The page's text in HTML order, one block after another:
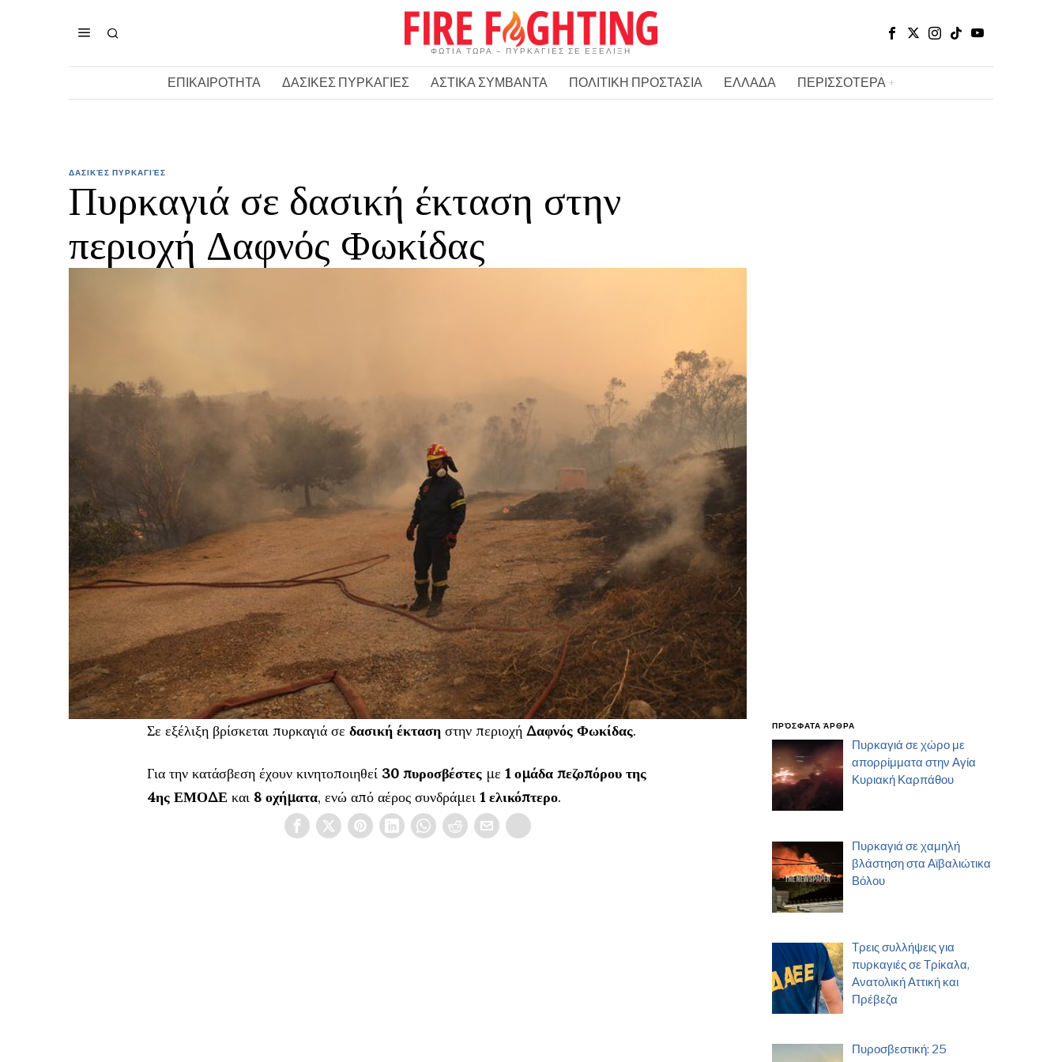
ΦΩΤΙΑ ΤΩΡΑ – ΠΥΡΚΑΓΙΕΣ ΣΕ ΕΞΕΛΙΞΗ
ΕΠΙΚΑΙΡΟΤΗΤΑ ΔΑΣΙΚΕΣ ΠΥΡΚΑΓΙΕΣ ΑΣΤΙΚΑ ΣΥΜΒΑΝΤΑ ΠΟΛΙΤΙΚΗ ΠΡΟΣΤΑΣΙΑ ΕΛΛΑΔΑ ΠΕΡΙΣΣΟΤΕΡΑ
ΔΑΣΙΚΈΣ ΠΥΡΚΑΓΙΈΣ
Πυρκαγιά σε δασική έκταση στην
περιοχή Δαφνός Φωκίδας
Σε εξέλιξη βρίσκεται πυρκαγιά σε δασική έκταση στην περιοχή Δαφνός Φωκίδας.
Για την κατάσβεση έχουν κινητοποιηθεί 30 πυροσβέστες με 1 ομάδα πεζοπόρου της
4ης ΕΜΟΔΕ και 8 οχήματα, ενώ από αέρος συνδράμει 1 ελικόπτερο.
ΠΡΌΣΦΑΤΑ ΆΡΘΡΑ
Πυρκαγιά σε χώρο με
απορρίμματα στην Αγία
Κυριακή Καρπάθου
Πυρκαγιά σε χαμηλή
βλάστηση στα Αϊβαλιώτικα
Βόλου
Τρεις συλλήψεις για
πυρκαγιές σε Τρίκαλα,
Ανατολική Αττική και
Πρέβεζα
Πυροσβεστική: 25